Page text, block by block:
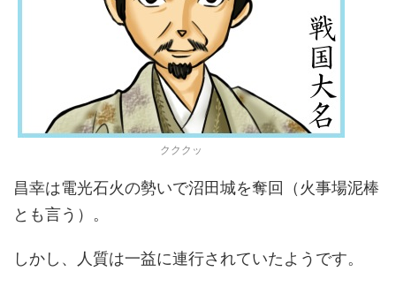
クククッ
昌幸は電光石火の勢いで沼田城を奪回（火事場泥棒
とも言う）。
しかし、人質は一益に連行されていたようです。